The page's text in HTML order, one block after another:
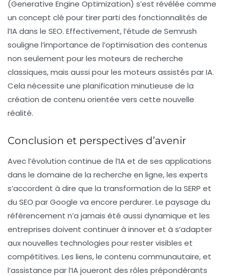
(Generative Engine Optimization) s’est révélée comme
un concept clé pour tirer parti des fonctionnalités de
l’IA dans le SEO. Effectivement, l’étude de Semrush
souligne l’importance de l’optimisation des contenus
non seulement pour les moteurs de recherche
classiques, mais aussi pour les moteurs assistés par IA.
Cela nécessite une planification minutieuse de la
création de contenu orientée vers cette nouvelle
réalité.
Conclusion et perspectives d’avenir
Avec l’évolution continue de l’IA et de ses applications
dans le domaine de la recherche en ligne, les experts
s’accordent à dire que la transformation de la SERP et
du SEO par Google va encore perdurer. Le paysage du
référencement n’a jamais été aussi dynamique et les
entreprises doivent continuer à innover et à s’adapter
aux nouvelles technologies pour rester visibles et
compétitives. Les liens, le contenu communautaire, et
l’assistance par l’IA joueront des rôles prépondérants